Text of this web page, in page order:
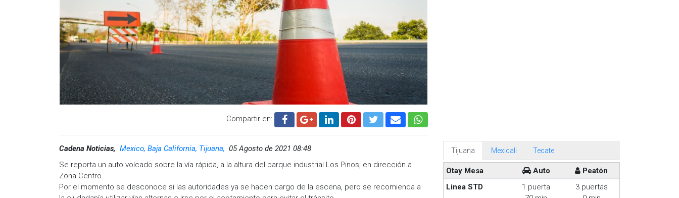
Compartir en:
Cadena Noticias, Mexico, Baja California, Tijuana, 05 Agosto de 2021 08:48
Se reporta un auto volcado sobre la vía rápida, a la altura del parque industrial Los Pinos, en dirección a
Zona Centro.
Por el momento se desconoce si las autoridades ya se hacen cargo de la escena, pero se recomienda a
Tijuana Mexicali Tecate
Otay Mesa Auto
Peatón
Linea STD
1 puerta
3 puertas